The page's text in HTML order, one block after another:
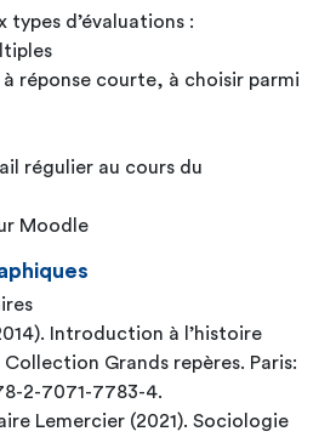
types d’évaluations :
réponse courte, à choisir parmi
régulier au cours du
Moodle
Introduction à l’histoire
Grands repères. Paris:
2-7071-7783-4.
Lemercier (2021). Sociologie